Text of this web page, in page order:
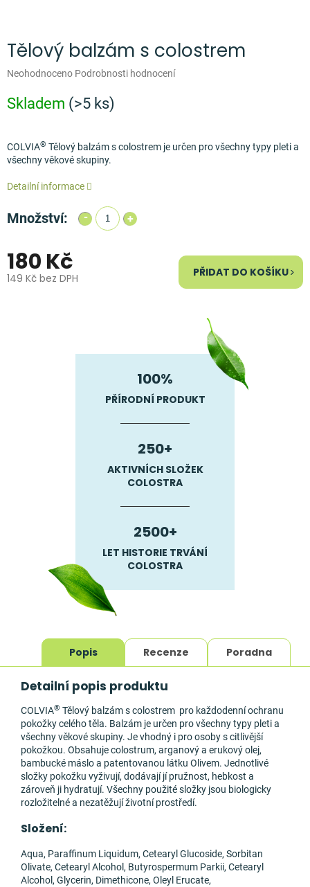
Přihlášení
Tělový balzám s colostrem
Průměrné
produktu
je
5
hvězdiček.
Neohodnoceno Podrobnosti hodnocení
Skladem (>5 ks)
COLVIA® Tělový balzám s colostrem je určen pro všechny typy pleti a
všechny věkové skupiny.
Detailní informace
Množství:
180 Kč
149 Kč bez DPH
PŘIDAT DO KOŠÍKU
100%
PŘÍRODNÍ PRODUKT
250+
AKTIVNÍCH SLOŽEK
COLOSTRA
2500+
LET HISTORIE TRVÁNÍ
COLOSTRA
Popis Recenze Poradna
Detailní popis produktu
COLVIA® Tělový balzám s colostrem pro každodenní ochranu
pokožky celého těla. Balzám je určen pro všechny typy pleti a
všechny věkové skupiny. Je vhodný i pro osoby s citlivější
pokožkou. Obsahuje colostrum, arganový a erukový olej,
bambucké máslo a patentovanou látku Olivem. Jednotlivé
složky pokožku vyživují, dodávají jí pružnost, hebkost a
zároveň ji hydratují. Všechny použité složky jsou biologicky
rozložitelné a nezatěžují životní prostředí.
Složení:
Aqua, Paraffinum Liquidum, Cetearyl Glucoside, Sorbitan
Olivate, Cetearyl Alcohol, Butyrospermum Parkii, Cetearyl
Alcohol, Glycerin, Dimethicone, Oleyl Erucate,